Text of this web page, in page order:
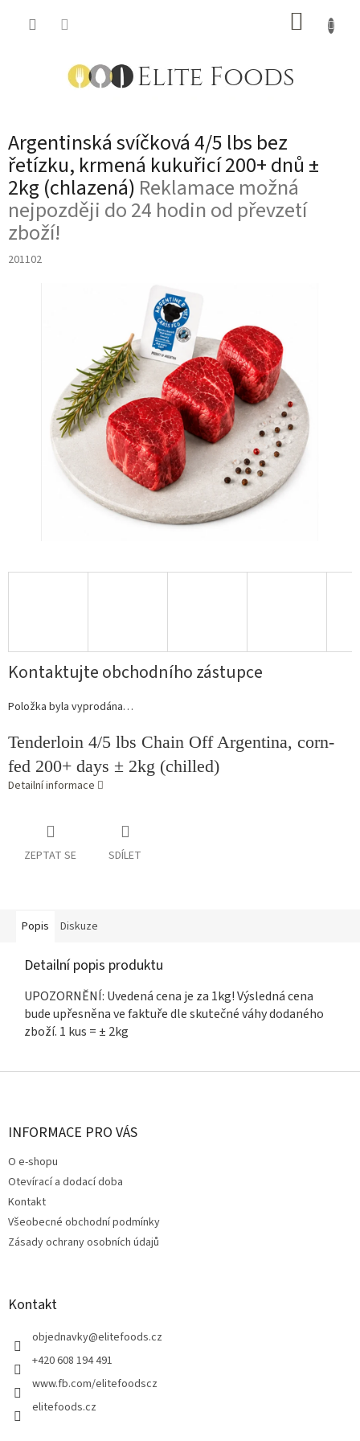
Argentinská svíčková 4/5 lbs bez
řetízku, krmená kukuřicí 200+ dnů ±
2kg (chlazená) Reklamace možná
nejpozději do 24 hodin od převzetí
zboží!
201102
Kontaktujte obchodního zástupce
Položka byla vyprodána…
Tenderloin 4/5 lbs Chain Off Argentina, corn-
fed 200+ days ± 2kg (chilled)
Detailní informace
ZEPTAT SE SDÍLET
Popis Diskuze
Detailní popis produktu
UPOZORNĚNÍ: Uvedená cena je za 1kg! Výsledná cena
bude upřesněna ve faktuře dle skutečné váhy dodaného
zboží. 1 kus = ± 2kg
Z
INFORMACE PRO VÁS
O e-shopu
Otevírací a dodací doba
Kontakt
Všeobecné obchodní podmínky
Zásady ochrany osobních údajů
Kontakt
objednavky@elitefoods.cz
+420 608 194 491
www.fb.com/elitefoodscz
elitefoods.cz